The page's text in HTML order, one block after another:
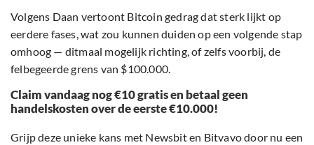
Volgens Daan vertoont Bitcoin gedrag dat sterk lijkt op
eerdere fases, wat zou kunnen duiden op een volgende stap
omhoog — ditmaal mogelijk richting, of zelfs voorbij, de
felbegeerde grens van $100.000.
Claim vandaag nog €10 gratis en betaal geen
handelskosten over de eerste €10.000!
Grijp deze unieke kans met Newsbit en Bitvavo door nu een